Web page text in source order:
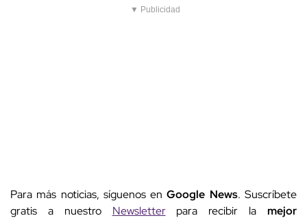
▼ Publicidad
Para más noticias, síguenos enGoogle News. Suscríbete
gratis a nuestro Newsletterpara recibir lamejor